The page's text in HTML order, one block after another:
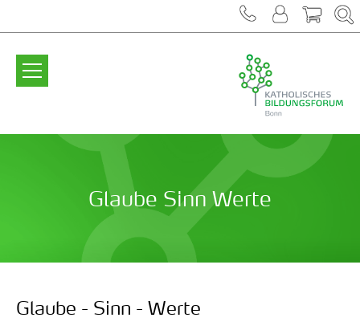
Glaube Sinn Werte
Glaube - Sinn - Werte